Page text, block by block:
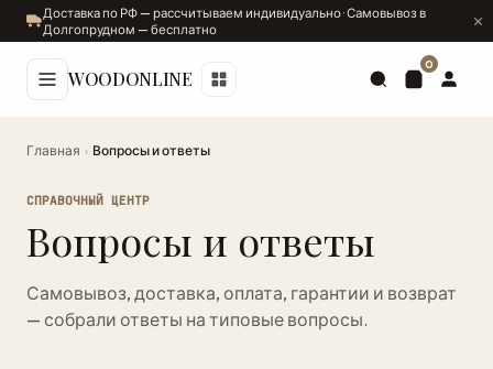
Доставка по РФ — рассчитываем индивидуально · Самовывоз в
Долгопрудном — бесплатно
WOODONLINE
0
Главная › Вопросы и ответы
СПРАВОЧНЫЙ ЦЕНТР
Вопросы и ответы
Самовывоз, доставка, оплата, гарантии и возврат
— собрали ответы на типовые вопросы.